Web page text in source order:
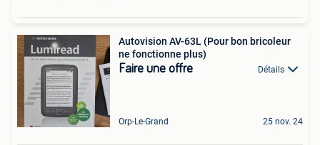
Autovision AV-63L (Pour bon bricoleur
ne fonctionne plus)
Faire une offre Détails
Orp-Le-Grand 25 nov. 24